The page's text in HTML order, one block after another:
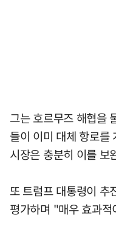
그는 호르무즈 해협을
들이 이미 대체 항로
시장은 충분히 이를 보
또 트럼프 대통령이 추
평가하며 "매우 효과